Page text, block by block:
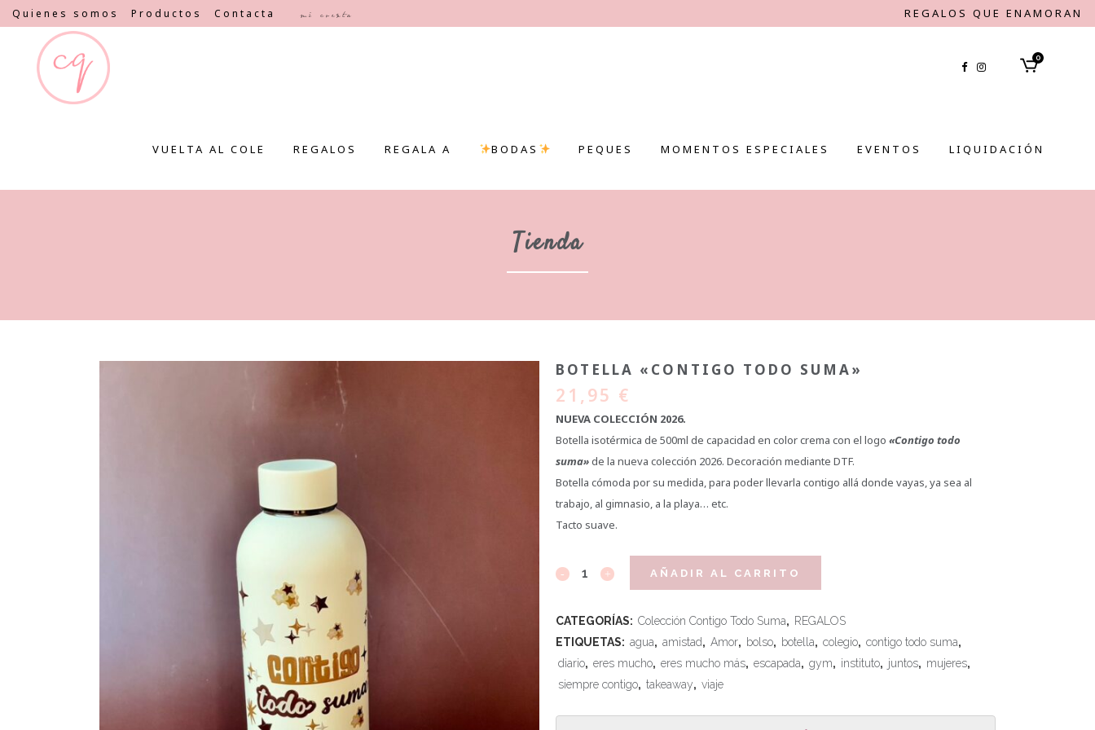
Quienes somos Productos Contacta Mi cuenta REGALOS QUE ENAMORAN
0
VUELTA AL COLE REGALOS REGALA A BODAS PEQUES MOMENTOS ESPECIALES EVENTOS LIQUIDACIÓN
Tienda
BOTELLA «CONTIGO TODO SUMA»
21,95 €
NUEVA COLECCIÓN 2026.
Botella isotérmica de 500ml de capacidad en color crema con el logo «Contigo todo
suma»de la nueva colección 2026. Decoración mediante DTF.
Botella cómoda por su medida, para poder llevarla contigo allá donde vayas, ya sea al
trabajo, al gimnasio, a la playa… etc.
Tacto suave.
AÑADIR AL CARRITO
CATEGORÍAS: Colección Contigo Todo Suma, REGALOS
ETIQUETAS: agua, amistad, Amor, bolso, botella, colegio, contigo todo suma,
diario, eres mucho, eres mucho más, escapada, gym, instituto, juntos, mujeres,
siempre contigo, takeaway, viaje